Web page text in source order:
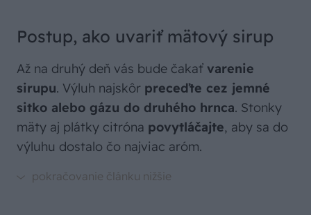
Postup, ako uvariť mätový sirup
Až na druhý deň vás bude čakať varenie
sirupu. Výluh najskôr preceďte cez jemné
sitko alebo gázu do druhého hrnca. Stonky
mäty aj plátky citróna povytláčajte, aby sa do
výluhu dostalo čo najviac aróm.